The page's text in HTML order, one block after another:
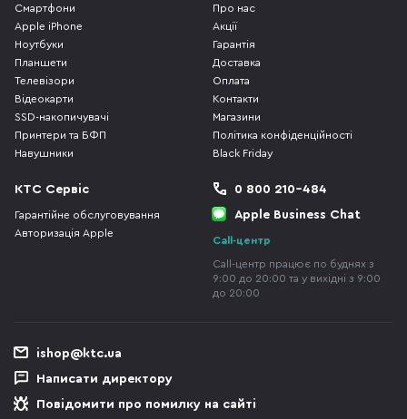
Смартфони
Apple iPhone
Ноутбуки
Планшети
Телевізори
Відеокарти
SSD-накопичувачі
Принтери та БФП
Навушники
Про нас
Акції
Гарантія
Доставка
Оплата
Контакти
Магазини
Політика конфіденційності
Black Friday
КТС Сервіс
Гарантійне обслуговування
Авторизація Apple
0 800 210-484
Apple Business Chat
Call-центр
Call-центр працює по буднях з
9:00 до 20:00 та у вихідні з 9:00
до 20:00
ishop@ktc.ua
Написати директору
Повідомити про помилку на сайті